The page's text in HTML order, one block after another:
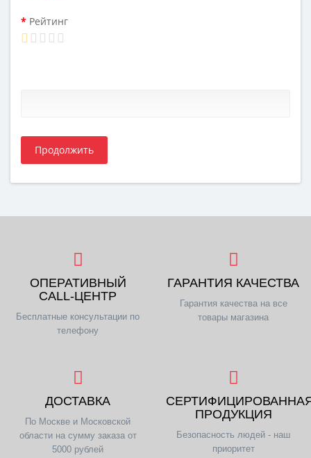
Рейтинг
Продолжить
ОПЕРАТИВНЫЙ
CALL-ЦЕНТР
Бесплатные консультации по
телефону
ГАРАНТИЯ КАЧЕСТВА
Гарантия качества на все
товары магазина
ДОСТАВКА
По Москве и Московской
области на сумму заказа от
5000 рублей
ПРОДУКЦИЯ
Безопасность людей - наш
приоритет